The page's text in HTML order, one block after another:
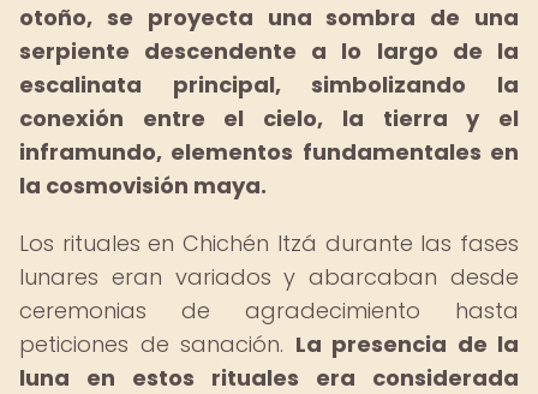
otoño, se proyecta una sombra de una
serpiente descendente a lo largo de la
escalinata principal, simbolizando la
conexión entre el cielo, la tierra y el
inframundo, elementos fundamentales en
la cosmovisión maya.
Los rituales en Chichén Itzá durante las fases
lunares eran variados y abarcaban desde
ceremonias de agradecimiento hasta
peticiones de sanación. La presencia de la
luna en estos rituales era considerada